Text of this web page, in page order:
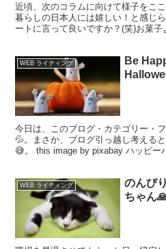
近頃、次のコラムに向けて様子をこ
暮らしの日本人には嬉しい！と感じ
ートに言って良いですか？(笑)お菓子
WEB ライティング
Be
今日は、このブログ・カテゴリー・
💦。まさか、ブログ引っ越し考える
😅。 this image by pixabay ハッピー
WEB ライティング
のんび
ちゃん